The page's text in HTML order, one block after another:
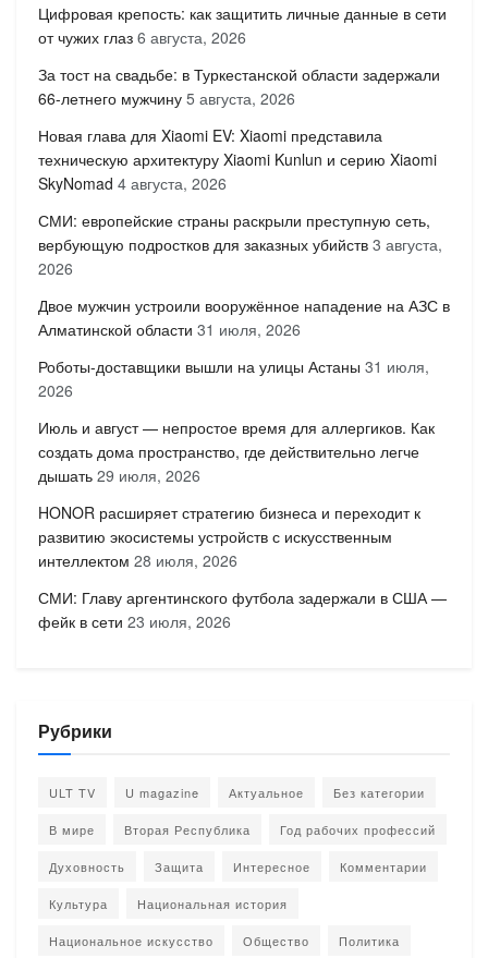
Цифровая крепость: как защитить личные данные в сети
от чужих глаз 6 августа, 2026
За тост на свадьбе: в Туркестанской области задержали
66-летнего мужчину 5 августа, 2026
Новая глава для Xiaomi EV: Xiaomi представила
техническую архитектуру Xiaomi Kunlun и серию Xiaomi
SkyNomad 4 августа, 2026
СМИ: европейские страны раскрыли преступную сеть,
вербующую подростков для заказных убийств 3 августа,
2026
Двое мужчин устроили вооружённое нападение на АЗС в
Алматинской области 31 июля, 2026
Роботы-доставщики вышли на улицы Астаны 31 июля,
2026
Июль и август — непростое время для аллергиков. Как
создать дома пространство, где действительно легче
дышать 29 июля, 2026
HONOR расширяет стратегию бизнеса и переходит к
развитию экосистемы устройств с искусственным
интеллектом 28 июля, 2026
СМИ: Главу аргентинского футбола задержали в США —
фейк в сети 23 июля, 2026
Рубрики
ULT TV U magazine Актуальное Без категории
В мире Вторая Республика Год рабочих профессий
Духовность Защита Интересное Комментарии
Культура Национальная история
Национальное искусство Общество Политика